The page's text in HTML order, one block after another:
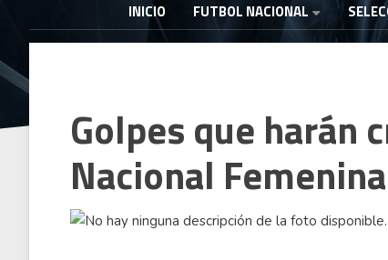
INICIO FUTBOL NACIONAL
Golpes que harán
Nacional